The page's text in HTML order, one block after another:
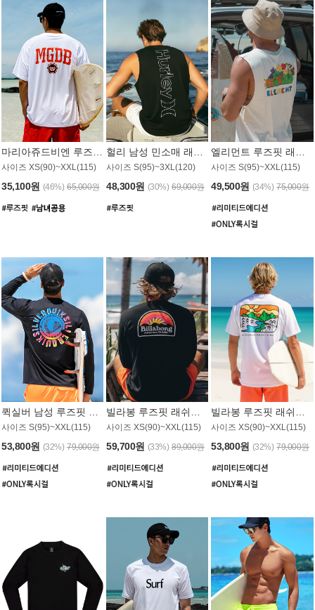
사이즈 XS(90)~XXL(115)
35,100원 (46%) 65,000원
사이즈 S(95)~3XL(120)
48,300원 (30%) 69,000원
사이즈 S(95)~XXL(115)
49,500원 (34%) 75,000원
사이즈 S(95)~XXL(115)
53,800원 (32%) 79,000원
사이즈 XS(90)~XXL(115)
59,700원 (33%) 89,000원
사이즈 XS(90)~XXL(115)
53,800원 (32%) 79,000원